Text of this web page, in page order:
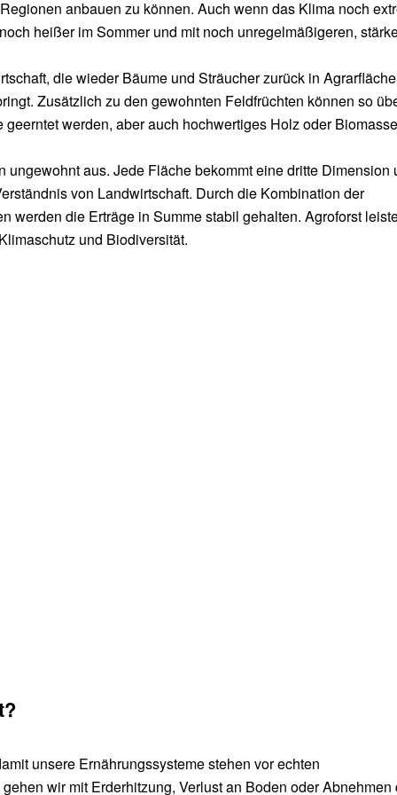
anbauen zu können. Auch wenn das Klima noch
heißer im Sommer und mit noch unregelmäßigeren,
die wieder Bäume und Sträucher zurück in
Zusätzlich zu den gewohnten Feldfrüchten können so
geerntet werden, aber auch hochwertiges Holz oder
ungewohnt aus. Jede Fläche bekommt eine dritte Dimension
von Landwirtschaft. Durch die Kombination der
werden die Erträge in Summe stabil gehalten. Agroforst
und Biodiversität.
unsere Er­nährungs­systeme stehen vor echten
wir mit Erderhitzung, Verlust an Boden oder Abnehmen